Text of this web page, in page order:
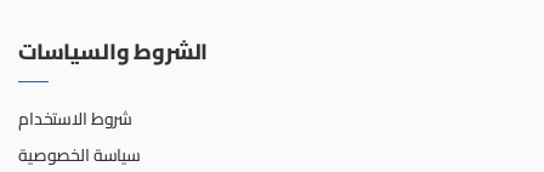
الشروط والسياسات
شروط الاستخدام
سياسة الخصوصية